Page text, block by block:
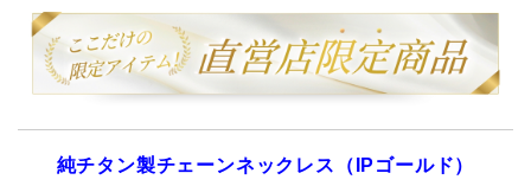
純チタン製チェーンネックレス（IPゴールド）